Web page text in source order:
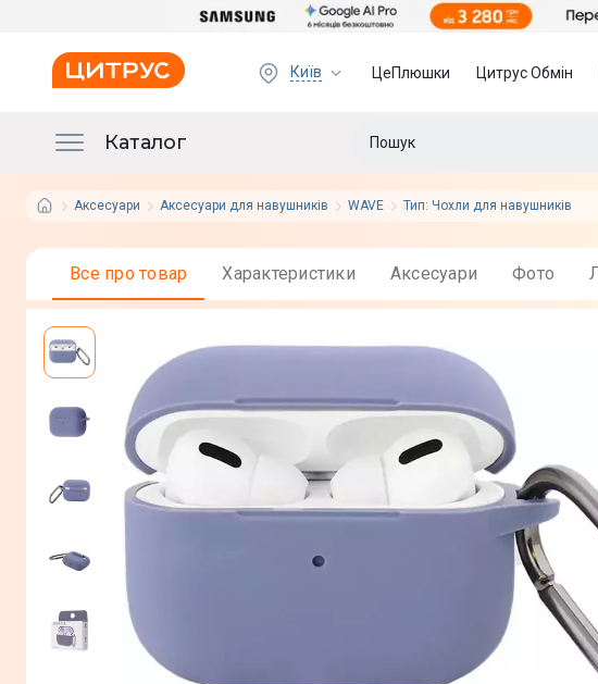
Київ ЦеПлюшки Цитрус Обмін
Каталог
Аксесуари Аксесуари для навушників WAVE Тип: Чохли для навушників
Все про товар Характеристики Аксесуари Фото